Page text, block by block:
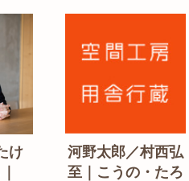
け
河野太郎／村西弘
至｜こうの・たろ